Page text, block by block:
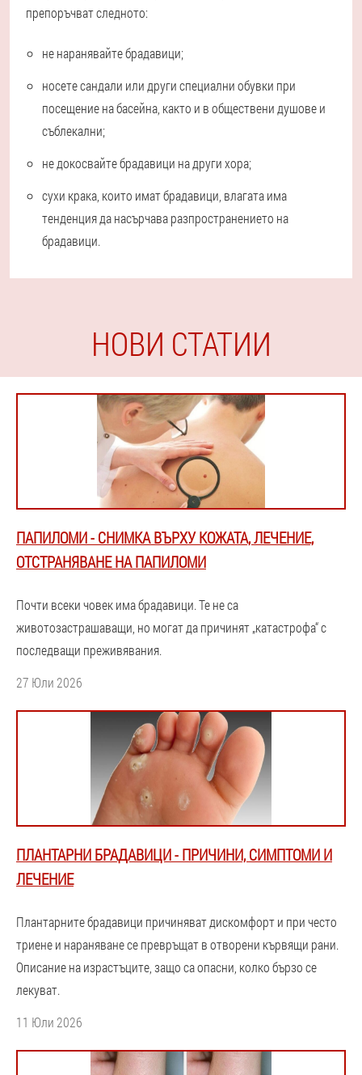
препоръчват следното:
не наранявайте брадавици;
носете сандали или други специални обувки при
посещение на басейна, както и в обществени душове и
съблекални;
не докосвайте брадавици на други хора;
сухи крака, които имат брадавици, влагата има
тенденция да насърчава разпространението на
брадавици.
НОВИ СТАТИИ
ПАПИЛОМИ - СНИМКА ВЪРХУ КОЖАТА, ЛЕЧЕНИЕ,
ОТСТРАНЯВАНЕ НА ПАПИЛОМИ
Почти всеки човек има брадавици. Те не са
животозастрашаващи, но могат да причинят „катастрофа“ с
последващи преживявания.
27 Юли 2026
ПЛАНТАРНИ БРАДАВИЦИ - ПРИЧИНИ, СИМПТОМИ И
ЛЕЧЕНИЕ
Плантарните брадавици причиняват дискомфорт и при често
триене и нараняване се превръщат в отворени кървящи рани.
Описание на израстъците, защо са опасни, колко бързо се
лекуват.
11 Юли 2026